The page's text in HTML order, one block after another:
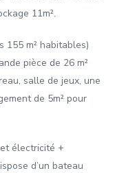
11m².
155 m² habitables)
pièce de 26 m²
salle de jeux, une
de 5m² pour
électricité +
d’un bateau